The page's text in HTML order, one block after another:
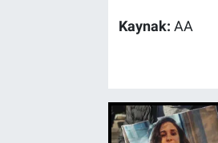
Kaynak: AA